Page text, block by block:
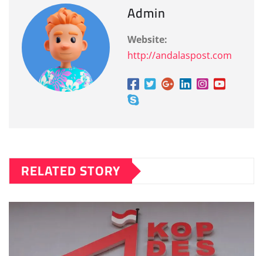
Admin
Website:
http://andalaspost.com
RELATED STORY